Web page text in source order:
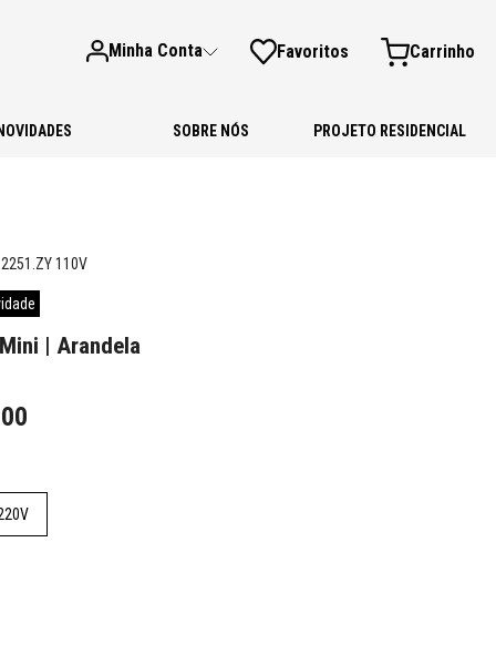
Minha Conta Favoritos
NOVIDADES SOBRE NÓS PROJETO RESIDENCIAL
110V
| Arandela
00